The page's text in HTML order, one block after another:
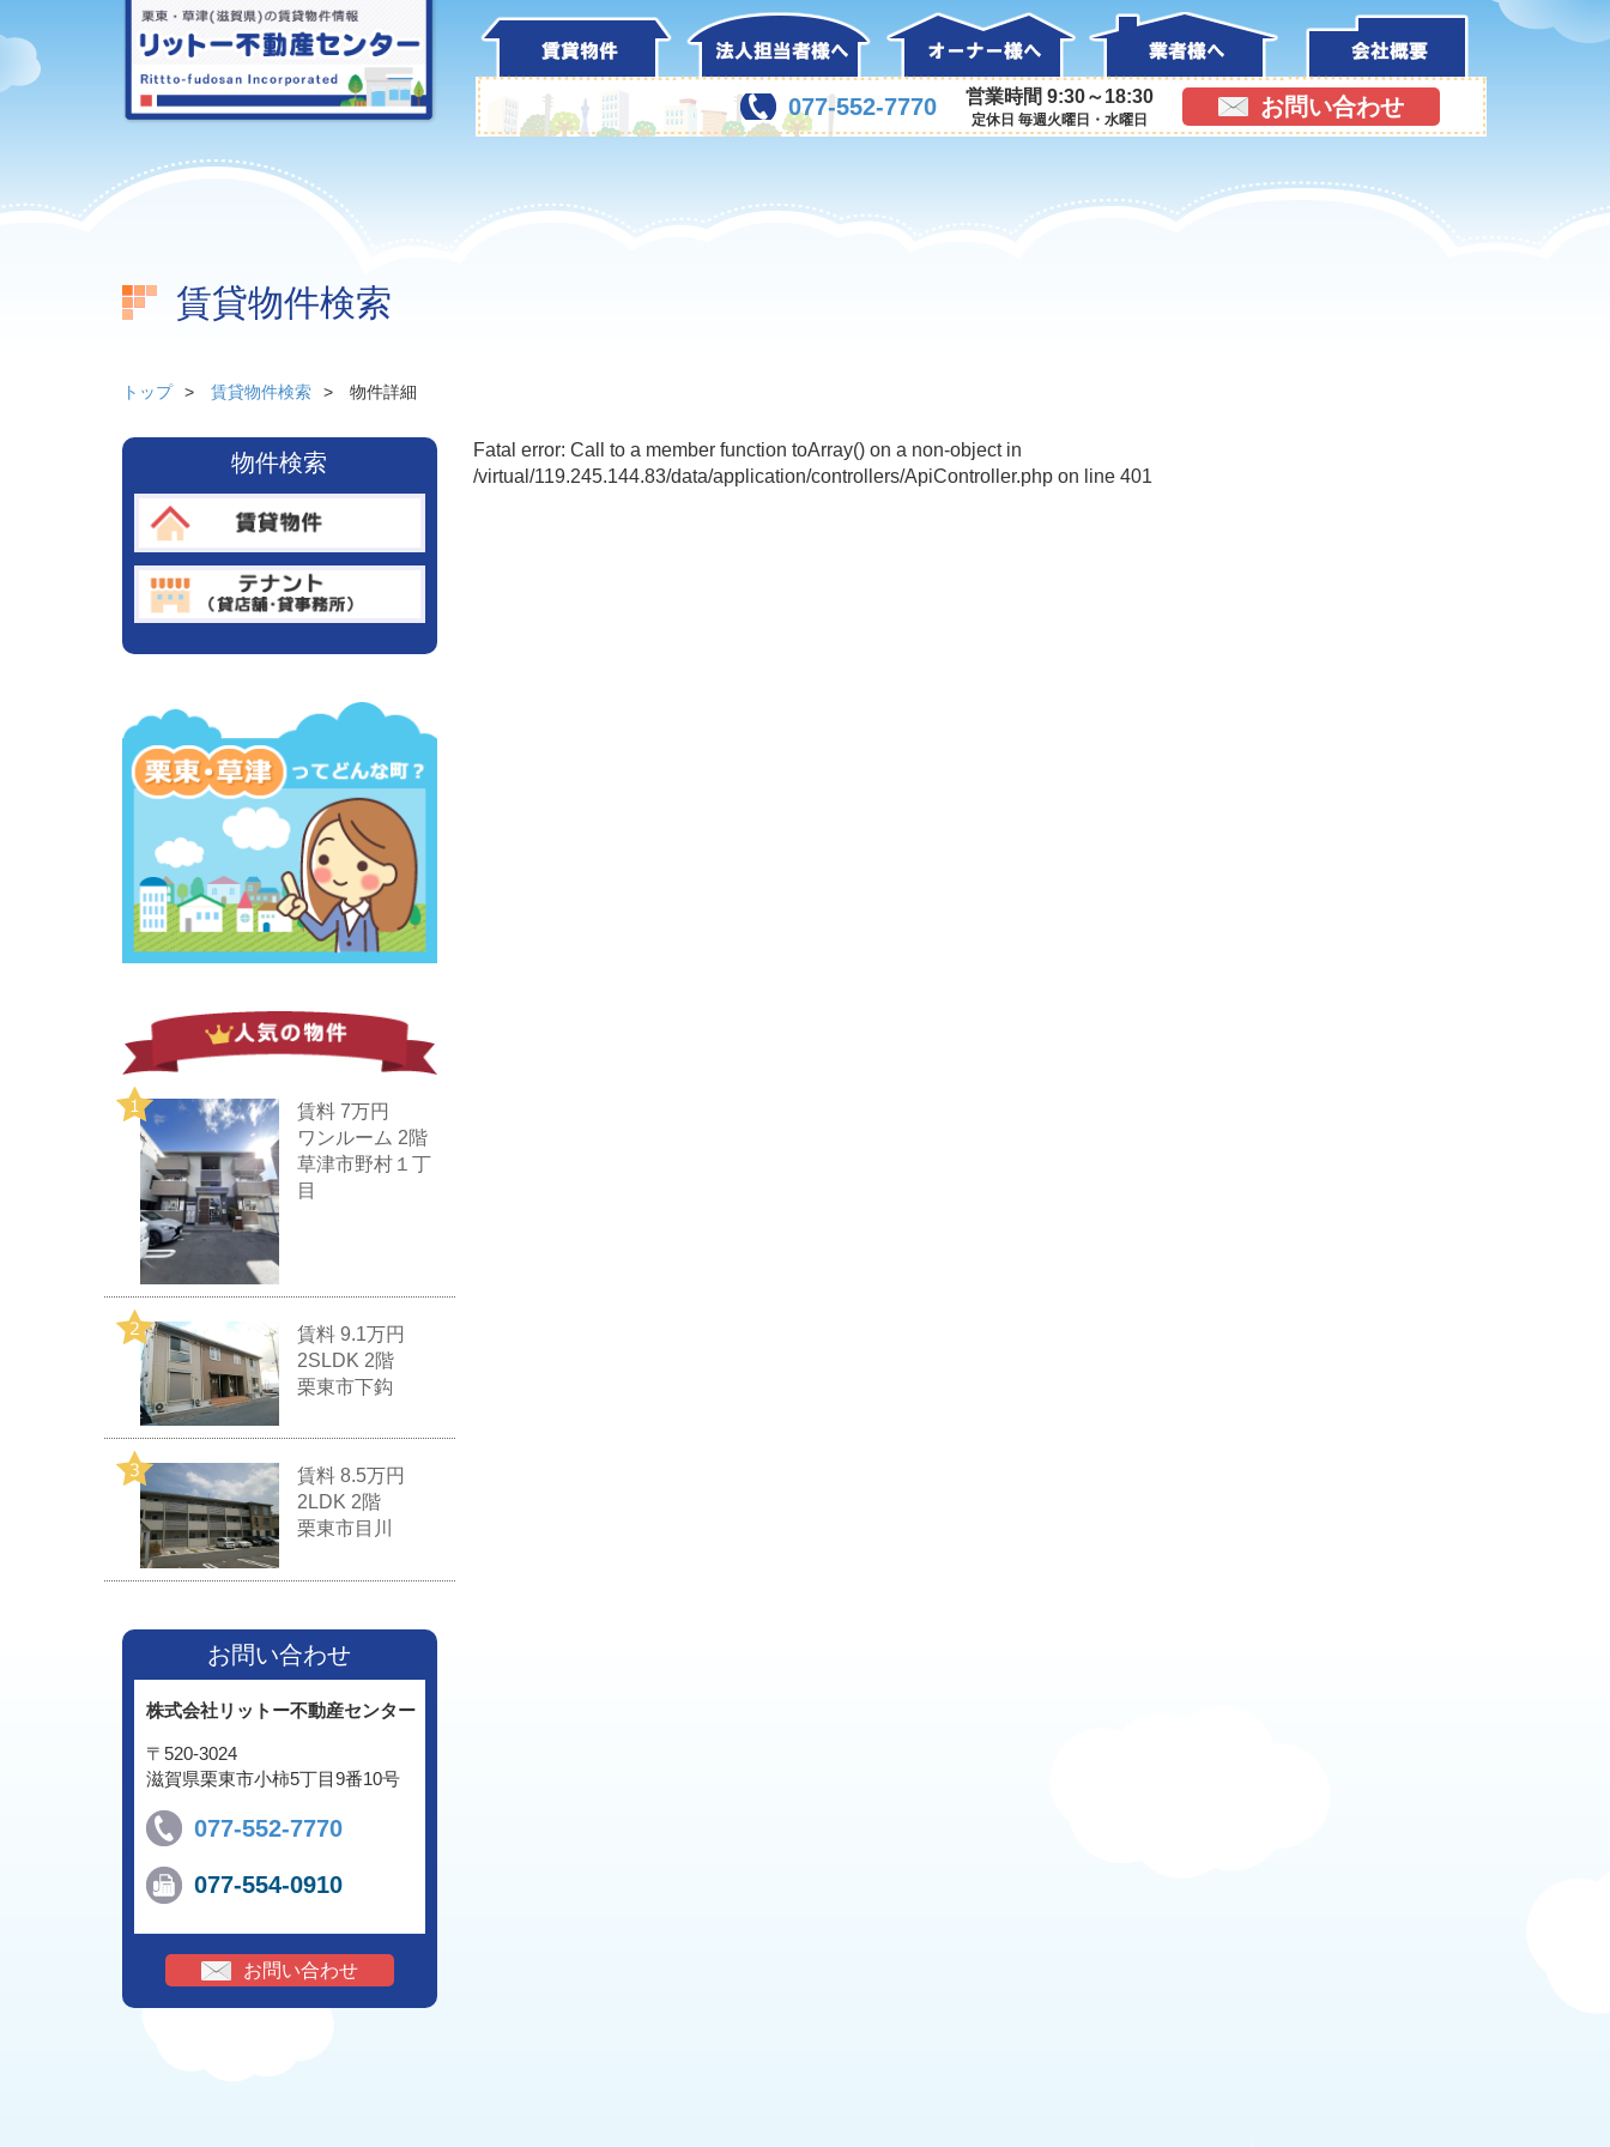
077-552-7770 営業時間 9:30～18:30
定休日 毎週火曜日・水曜日 お問い合わせ
賃貸物件検索
トップ 賃貸物件検索 物件詳細
物件検索
賃料7万円
ワンルーム 2階
草津市野村１丁
目
賃料9.1万円
2SLDK 2階
栗東市下鈎
賃料8.5万円
2LDK 2階
栗東市目川
お問い合わせ
株式会社リットー不動産センター
〒520-3024
滋賀県栗東市小柿5丁目9番10号
077-552-7770
077-554-0910
お問い合わせ
Fatal error: Call to a member function toArray() on a non-object in
/virtual/119.245.144.83/data/application/controllers/ApiController.php on line 401